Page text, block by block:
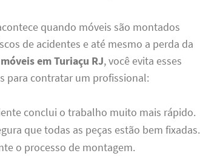
quando móveis são montados
de acidentes e até mesmo a perda da
em Turiaçu RJ, você evita esses
para contratar um profissional:
conclui o trabalho muito mais rápido.
que todas as peças estão bem fixadas.
o processo de montagem.